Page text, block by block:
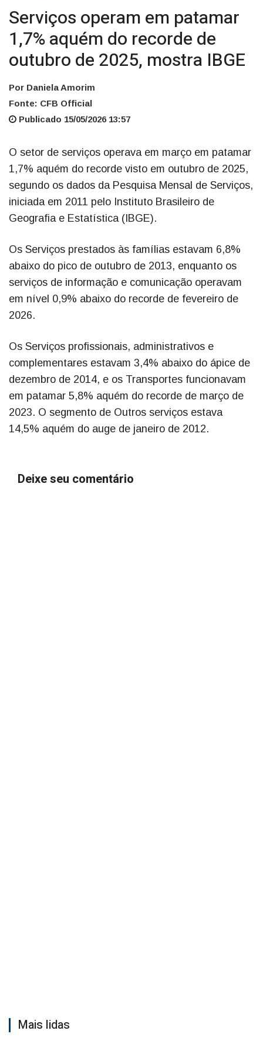
Serviços operam em patamar
1,7% aquém do recorde de
outubro de 2025, mostra IBGE
Por Daniela Amorim
Fonte: CFB Official
Publicado 15/05/2026 13:57
O setor de serviços operava em março em patamar
1,7% aquém do recorde visto em outubro de 2025,
segundo os dados da Pesquisa Mensal de Serviços,
iniciada em 2011 pelo Instituto Brasileiro de
Geografia e Estatística (IBGE).
Os Serviços prestados às famílias estavam 6,8%
abaixo do pico de outubro de 2013, enquanto os
serviços de informação e comunicação operavam
em nível 0,9% abaixo do recorde de fevereiro de
2026.
Os Serviços profissionais, administrativos e
complementares estavam 3,4% abaixo do ápice de
dezembro de 2014, e os Transportes funcionavam
em patamar 5,8% aquém do recorde de março de
2023. O segmento de Outros serviços estava
14,5% aquém do auge de janeiro de 2012.
Deixe seu comentário
Mais lidas